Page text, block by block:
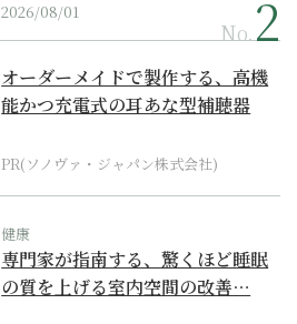
2026/08/01
No.
オーダーメイドで製作する、高機
能かつ充電式の耳あな型補聴器
PR(ソノヴァ・ジャパン株式会社)
健康
専門家が指南する、驚くほど睡眠
の質を上げる室内空間の改善…